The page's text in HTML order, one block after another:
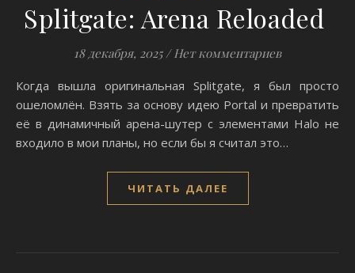
Splitgate: Arena Reloaded
18 декабря, 2025 / Нет комментариев
Когда вышла оригинальная Splitgate, я был просто
ошеломлён. Взять за основу идею Portal и превратить
её в динамичный арена-шутер с элементами Halo не
входило в мои планы, но если бы я считал это…
ЧИТАТЬ ДАЛЕЕ